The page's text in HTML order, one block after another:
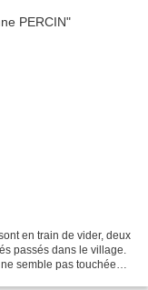
en train de vider, deux
passés dans le village.
semble pas touchée